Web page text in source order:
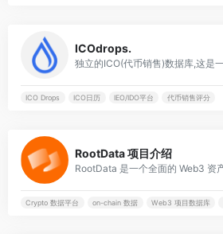
ICOdrops.
ICO Drops ICO日历 IEO/IDO平台 代币销售评分
RootData 项目介绍
Crypto 数据平台 on-chain 数据 Web3 项目数据库